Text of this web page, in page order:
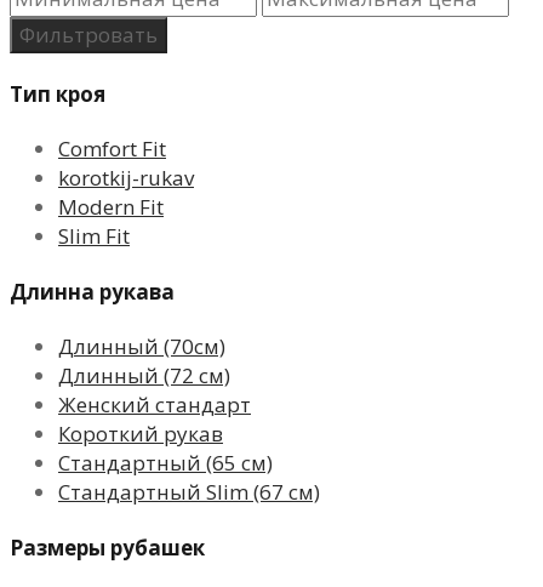
Фильтровать
Тип кроя
Comfort Fit
korotkij-rukav
Modern Fit
Slim Fit
Длинна рукава
Длинный (70см)
Длинный (72 см)
Женский стандарт
Короткий рукав
Стандартный (65 см)
Стандартный Slim (67 см)
Размеры рубашек